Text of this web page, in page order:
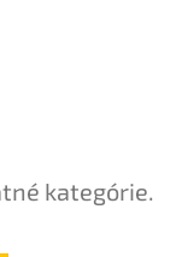
kategórie.